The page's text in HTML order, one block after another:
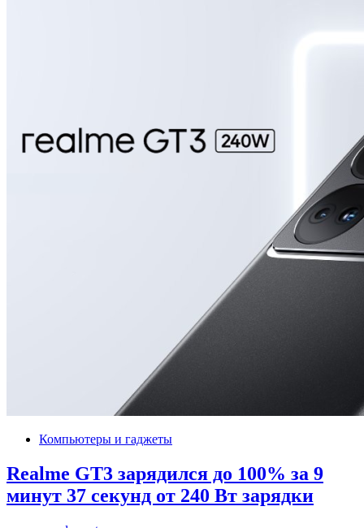
Компьютеры и гаджеты
Realme GT3 зарядился до 100% за 9
минут 37 секунд от 240 Вт зарядки